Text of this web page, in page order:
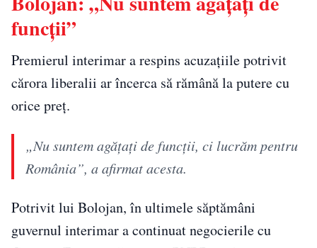
funcții”
Premierul interimar a respins acuzațiile potrivit
cărora liberalii ar încerca să rămână la putere cu
orice preț.
„Nu suntem agățați de funcții, ci lucrăm pentru
România”, a afirmat acesta.
Potrivit lui Bolojan, în ultimele săptămâni
guvernul interimar a continuat negocierile cu